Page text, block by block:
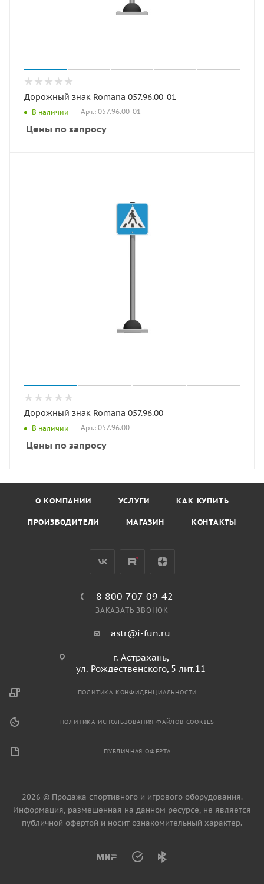
Дорожный знак Romana 057.96.00-01
В наличии Арт.: 057.96.00-01
Цены по запросу
Дорожный знак Romana 057.96.00
В наличии Арт.: 057.96.00
Цены по запросу
О КОМПАНИИ УСЛУГИ КАК КУПИТЬ
ПРОИЗВОДИТЕЛИ МАГАЗИН КОНТАКТЫ
8 800 707-09-42
ЗАКАЗАТЬ ЗВОНОК
astr@i-fun.ru
г. Астрахань,
ул. Рождественского, 5 лит.11
ПОЛИТИКА КОНФИДЕНЦИАЛЬНОСТИ
ПОЛИТИКА ИСПОЛЬЗОВАНИЯ ФАЙЛОВ COOKIES
ПУБЛИЧНАЯ ОФЕРТА
2026 © Продажа спортивного и игрового оборудования.
Информация, размещенная на данном ресурсе, не является
публичной офертой и носит ознакомительный характер.